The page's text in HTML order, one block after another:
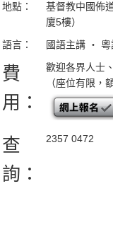
地點：
基督教中國佈
廈5樓）
語言：
國語主講 ・
費
用：
歡迎各界人士
（座位有限，
查
詢：
2357 0472